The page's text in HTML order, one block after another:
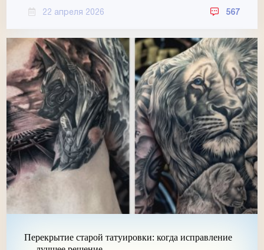
22 апреля 2026 567
Перекрытие старой татуировки: когда исправление